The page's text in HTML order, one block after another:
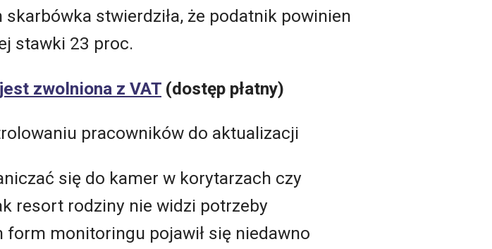
stwierdziła, że podatnik powinien
stawki 23 proc.
zwolniona z VAT (dostęp płatny)
pracowników do aktualizacji
się do kamer w korytarzach czy
resort rodziny nie widzi potrzeby
monitoringu pojawił się niedawno